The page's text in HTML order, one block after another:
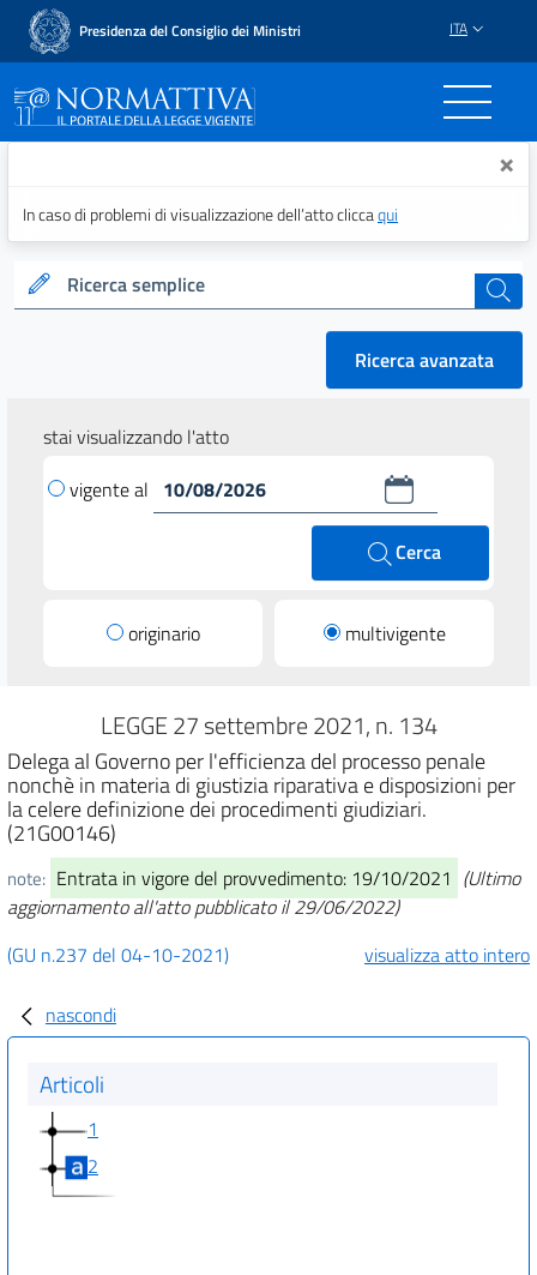
Presidenza del Consiglio dei Ministri ITA
Normattiva - Il portale ×
In caso di problemi di visualizzazione dell’atto cliccaqui
Ricerca semplice cerca
Ricerca avanzata
stai visualizzando l'atto
vigente al
Cerca
originario multivigente
LEGGE 27 settembre 2021, n. 134
Delega al Governo per l'efficienza del processo penale
nonchè in materia di giustizia riparativa e disposizioni per
la celere definizione dei procedimenti giudiziari.
(21G00146)
note: Entrata in vigore del provvedimento: 19/10/2021 (Ultimo
aggiornamento all'atto pubblicato il 29/06/2022)
(GU n.237 del 04-10-2021)
visualizza atto intero
nascondi
Articoli
1
2